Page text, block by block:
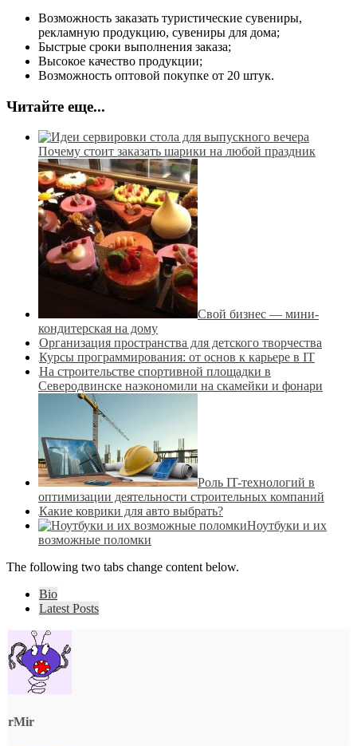
Возможность заказать туристические сувениры,
рекламную продукцию, сувениры для дома;
Быстрые сроки выполнения заказа;
Высокое качество продукции;
Возможность оптовой покупке от 20 штук.
Читайте еще...
Почему стоит заказать шарики на любой праздник
Свой бизнес — мини-
кондитерская на дому
Организация пространства для детского творчества
Курсы программирования: от основ к карьере в IT
На строительстве спортивной площадки в
Северодвинске наэкономили на скамейки и фонари
Роль IT-технологий в
оптимизации деятельности строительных компаний
Какие коврики для авто выбрать?
Ноутбуки и их
возможные поломки
The following two tabs change content below.
Bio
Latest Posts
rMir